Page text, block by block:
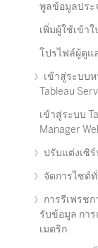
พูลข้อมูลประ
เพิ่มผู้ใช้เข้า
โปรไฟล์ผู้ดูแ
เข้าสู่ระบบ
Tableau
เข้าสู่ระบบ
Manager
ปรับแต่งเซิ
จัดการไซต์
การรีเฟรช
รับข้อมูล กา
เมตริก